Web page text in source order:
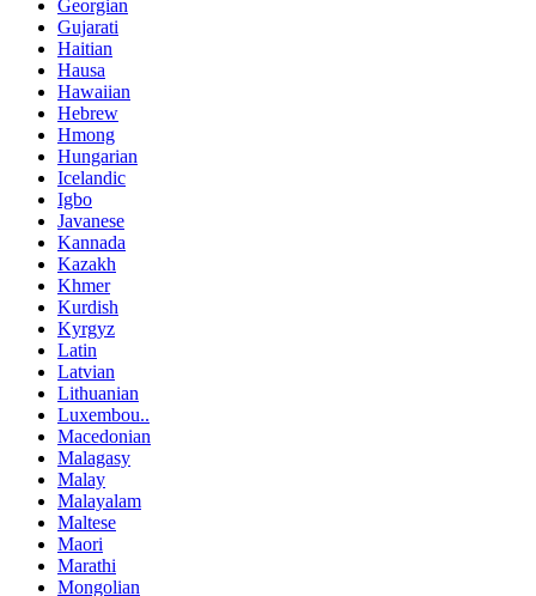
Georgian
Gujarati
Haitian
Hausa
Hawaiian
Hebrew
Hmong
Hungarian
Icelandic
Igbo
Javanese
Kannada
Kazakh
Khmer
Kurdish
Kyrgyz
Latin
Latvian
Lithuanian
Luxembou..
Macedonian
Malagasy
Malay
Malayalam
Maltese
Maori
Marathi
Mongolian